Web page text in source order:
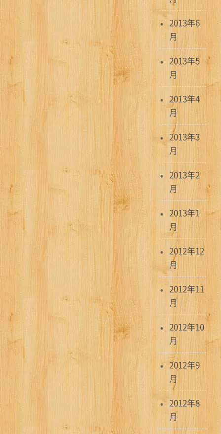
2013年6
月
2013年5
月
2013年4
月
2013年3
月
2013年2
月
2013年1
月
2012年12
月
2012年11
月
2012年10
月
2012年9
月
2012年8
月